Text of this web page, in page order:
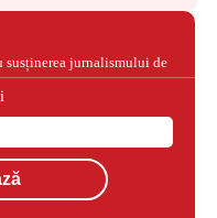
susținerea jurnalismului de